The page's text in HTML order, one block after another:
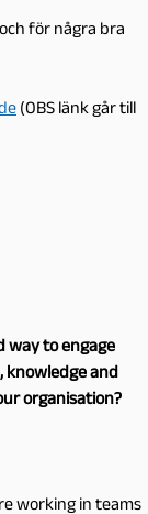
för några bra
(OBS länk går till
way to engage
knowledge and
organisation?
working in teams